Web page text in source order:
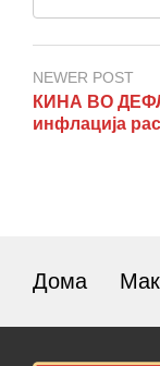
NEWER POST
КИНА ВО
инфлација
Дома